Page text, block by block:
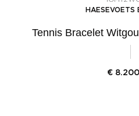
HAESEVOETS
Tennis Bracelet
€